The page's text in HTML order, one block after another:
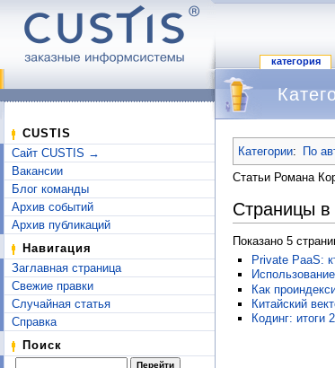
категория
CUSTIS
Сайт CUSTIS →
Вакансии
Блог команды
Архив событий
Архив публикаций
Навигация
Заглавная страница
Свежие правки
Случайная статья
Справка
Поиск
Категории: По
Статьи Романа
Страницы в
Показано 5
Private PaaS:
Как
Китайский
Кодинг: итоги